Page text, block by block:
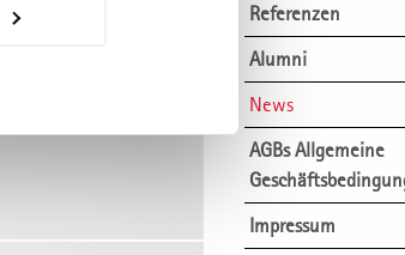
Referenzen
Alumni
News
AGBs Allgemeine
Impressum